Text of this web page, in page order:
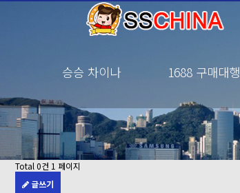
승승 차이나 1688 구매대행
Total 0건 1 페이지
글쓰기